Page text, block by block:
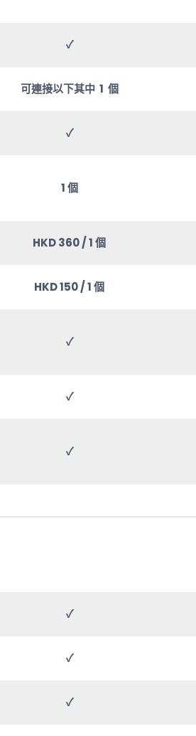
✓
可連接以下其中 1 個
✓
1 個
HKD 360 / 1 個
HKD 150 / 1 個
✓
✓
✓
✓
✓
✓